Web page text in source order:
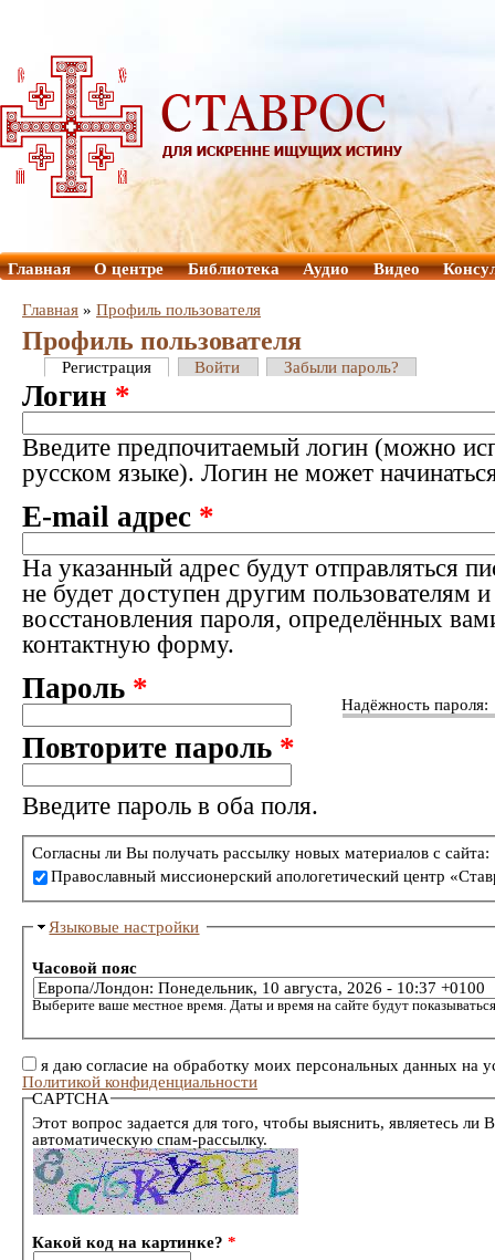
Главная О центре Библиотека Аудио Видео
Главная » Профиль пользователя
Профиль пользователя
Регистрация Войти Забыли пароль?
Логин *
Введите предпочитаемый логин (можно
русском языке). Логин не может
E-mail адрес *
На указанный адрес будут отправляться
не будет доступен другим пользователям
восстановления пароля, определённых
контактную форму.
Надёжность пароля:
Пароль *
Повторите пароль *
Введите пароль в оба поля.
Согласны ли Вы получать рассылку новых материалов с сайта:
Православный миссионерский апологетический центр
Языковые настройки
Часовой пояс
Выберите ваше местное время. Даты и время на сайте будут
я даю согласие на обработку моих персональных данных на
Политикой конфиденциальности
CAPTCHA
Этот вопрос задается для того, чтобы выяснить, являетесь ли
автоматическую спам-рассылку.
Какой код на картинке?*